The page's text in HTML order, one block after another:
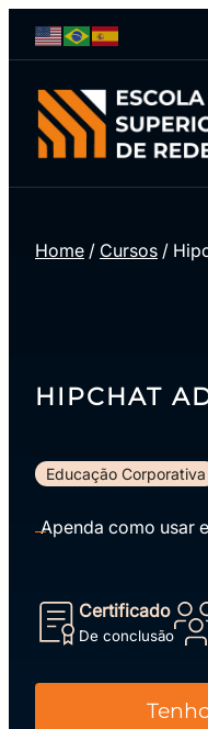
Home / Cursos /
HIPCHAT
Educação Corporativa
Apenda como usar
Certificado
De conclusão